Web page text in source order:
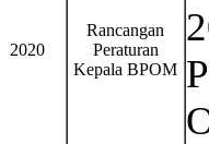
2020
Rancangan
Peraturan
Kepala BPOM